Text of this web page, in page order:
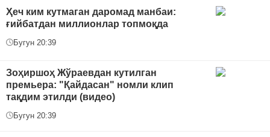
Ҳеч ким кутмаган даромад манбаи:
ғийбатдан миллионлар топмоқда
Бугун 20:39
Зоҳиршоҳ Жўраевдан кутилган
премьера: "Қайдасан" номли клип
тақдим этилди (видео)
Бугун 20:39